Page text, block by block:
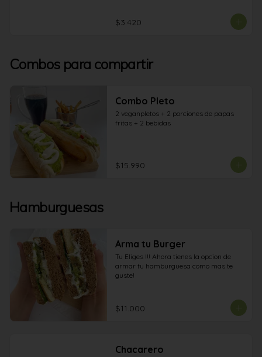
$3.420
Combos para compartir
Combo Pleto
2 veganpletos + 2 porciones de papas
fritas + 2 bebidas
$15.990
Hamburguesas
Arma tu Burger
Tu Eliges !!! Ahora tienes la opcion de
armar tu hamburguesa como mas te
guste!
$11.000
Chacarero